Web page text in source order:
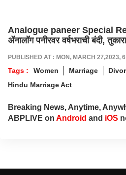
Analogue paneer Special
ॲनालॉग पनीरवर वर्षभराची बंदी,
PUBLISHED AT : MON, MARCH 27,2023,
Tags : Women Marriage
Hindu Marriage Act
Breaking News, Anytime,
ABPLIVE on Android and iOS